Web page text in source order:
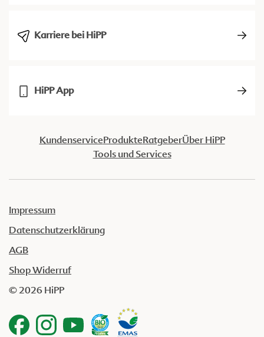
Karriere bei HiPP
HiPP App
KundenserviceProdukteRatgeberÜber HiPP
Tools und Services
Impressum
Datenschutzerklärung
AGB
Shop Widerruf
© 2026 HiPP